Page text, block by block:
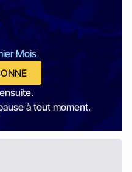
Mois
à tout moment.